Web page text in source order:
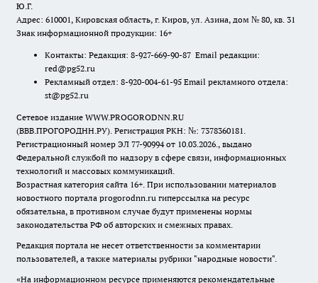
Ю.Г.
Адрес: 610001, Кировская область, г. Киров, ул. Азина, дом № 80, кв. 31
Знак информационной продукции: 16+
Контакты: Редакция: 8-927-669-90-87 Email редакции:
red@pg52.ru
Рекламный отдел: 8-920-004-61-95 Email рекламного отдела:
st@pg52.ru
Сетевое издание WWW.PROGORODNN.RU
(ВВВ.ПРОГОРОДНН.РУ). Регистрация РКН: №: 7378360181.
Регистрационный номер ЭЛ 77-90994 от 10.03.2026., выдано
Федеральной службой по надзору в сфере связи, информационных
технологий и массовых коммуникаций.
Возрастная категория сайта 16+. При использовании материалов
новостного портала progorodnn.ru гиперссылка на ресурс
обязательна, в противном случае будут применены нормы
законодательства РФ об авторских и смежных правах.
Редакция портала не несет ответственности за комментарии
пользователей, а также материалы рубрики "народные новости".
«На информационном ресурсе применяются рекомендательные